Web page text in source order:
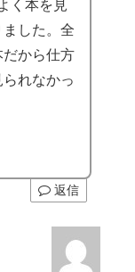
く本を見
した。全
だから仕方
れなかっ
返信